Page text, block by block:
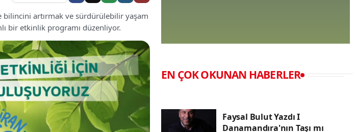
bilincini artırmak ve sürdürülebilir yaşam
bir etkinlik programı düzenliyor.
EN ÇOK OKUNAN HABERLER
Faysal Bulut Yazdı I
Danamandıra'nın Taşı mı